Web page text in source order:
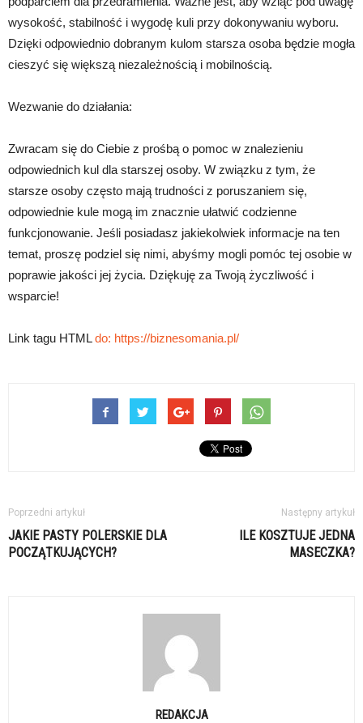
wysokość, stabilność i wygodę kuli przy dokonywaniu wyboru.
Dzięki odpowiednio dobranym kulom starsza osoba będzie mogła
cieszyć się większą niezależnością i mobilnością.
Wezwanie do działania:
Zwracam się do Ciebie z prośbą o pomoc w znalezieniu
odpowiednich kul dla starszej osoby. W związku z tym, że
starsze osoby często mają trudności z poruszaniem się,
odpowiednie kule mogą im znacznie ułatwić codzienne
funkcjonowanie. Jeśli posiadasz jakiekolwiek informacje na ten
temat, proszę podziel się nimi, abyśmy mogli pomóc tej osobie w
poprawie jakości jej życia. Dziękuję za Twoją życzliwość i
wsparcie!
Link tagu HTMLdo: https://biznesomania.pl/
Poprzedni artykuł
JAKIE PASTY POLERSKIE DLA
POCZĄTKUJĄCYCH?
Następny artykuł
ILE KOSZTUJE JEDNA
MASECZKA?
REDAKCJA